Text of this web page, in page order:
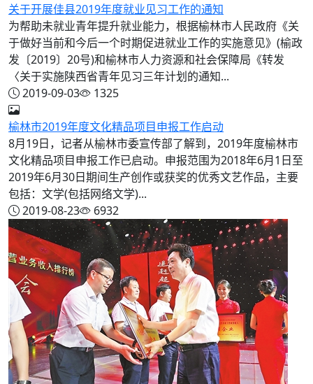
关于开展佳县2019年度就业见习工作的通知
为帮助未就业青年提升就业能力，根据榆林市人民政府《关
于做好当前和今后一个时期促进就业工作的实施意见》(榆政
发〔2019〕20号)和榆林市人力资源和社会保障局《转发
〈关于实施陕西省青年见习三年计划的通知...
2019-09-03
1325
榆林市2019年度文化精品项目申报工作启动
8月19日，记者从榆林市委宣传部了解到，2019年度榆林市
文化精品项目申报工作已启动。申报范围为2018年6月1日至
2019年6月30日期间生产创作或获奖的优秀文艺作品，主要
包括：文学(包括网络文学)...
2019-08-23
6932